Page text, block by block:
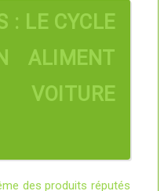
: LE CYCLE
ALIMENT
des produits réputés